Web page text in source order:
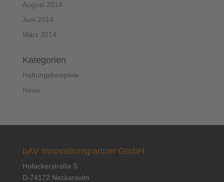
August 2014
Juni 2014
März 2014
Kategorien
Haftungsbeispiele
News
bAV Innovationspartner GmbH
Hofackerstraße 5
D-74172 Neckarsulm